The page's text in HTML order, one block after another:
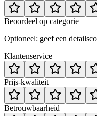
Beoordeel op categorie
Optioneel: geef een
Klantenservice
Prijs-kwaliteit
Betrouwbaarheid